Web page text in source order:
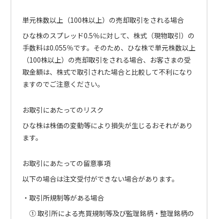
単元株数以上（100株以上）の売却取引をされる場合
ひな株のスプレッド0.5％に対して、株式（現物取引）の
手数料は0.055％です。そのため、ひな株で単元株数以上
（100株以上）の売却取引をされる場合、お客さまの受
取金額は、株式で取引された場合と比較して不利になり
ますのでご注意ください。
お取引にあたってのリスク
ひな株は株価の変動等により損失が生じるおそれがあり
ます。
お取引にあたっての留意事項
以下の場合は注文受付ができない場合があります。
取引所規制等がある場合
① 取引所による売買規制等及び監理銘柄・整理銘柄の